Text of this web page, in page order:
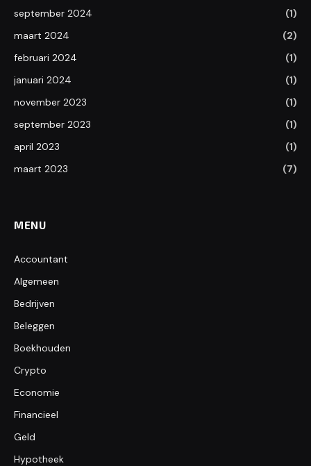
september 2024
(1)
maart 2024
(2)
februari 2024
(1)
januari 2024
(1)
november 2023
(1)
september 2023
(1)
april 2023
(1)
maart 2023
(7)
MENU
Accountant
Algemeen
Bedrijven
Beleggen
Boekhouden
Crypto
Economie
Financieel
Geld
Hypotheek